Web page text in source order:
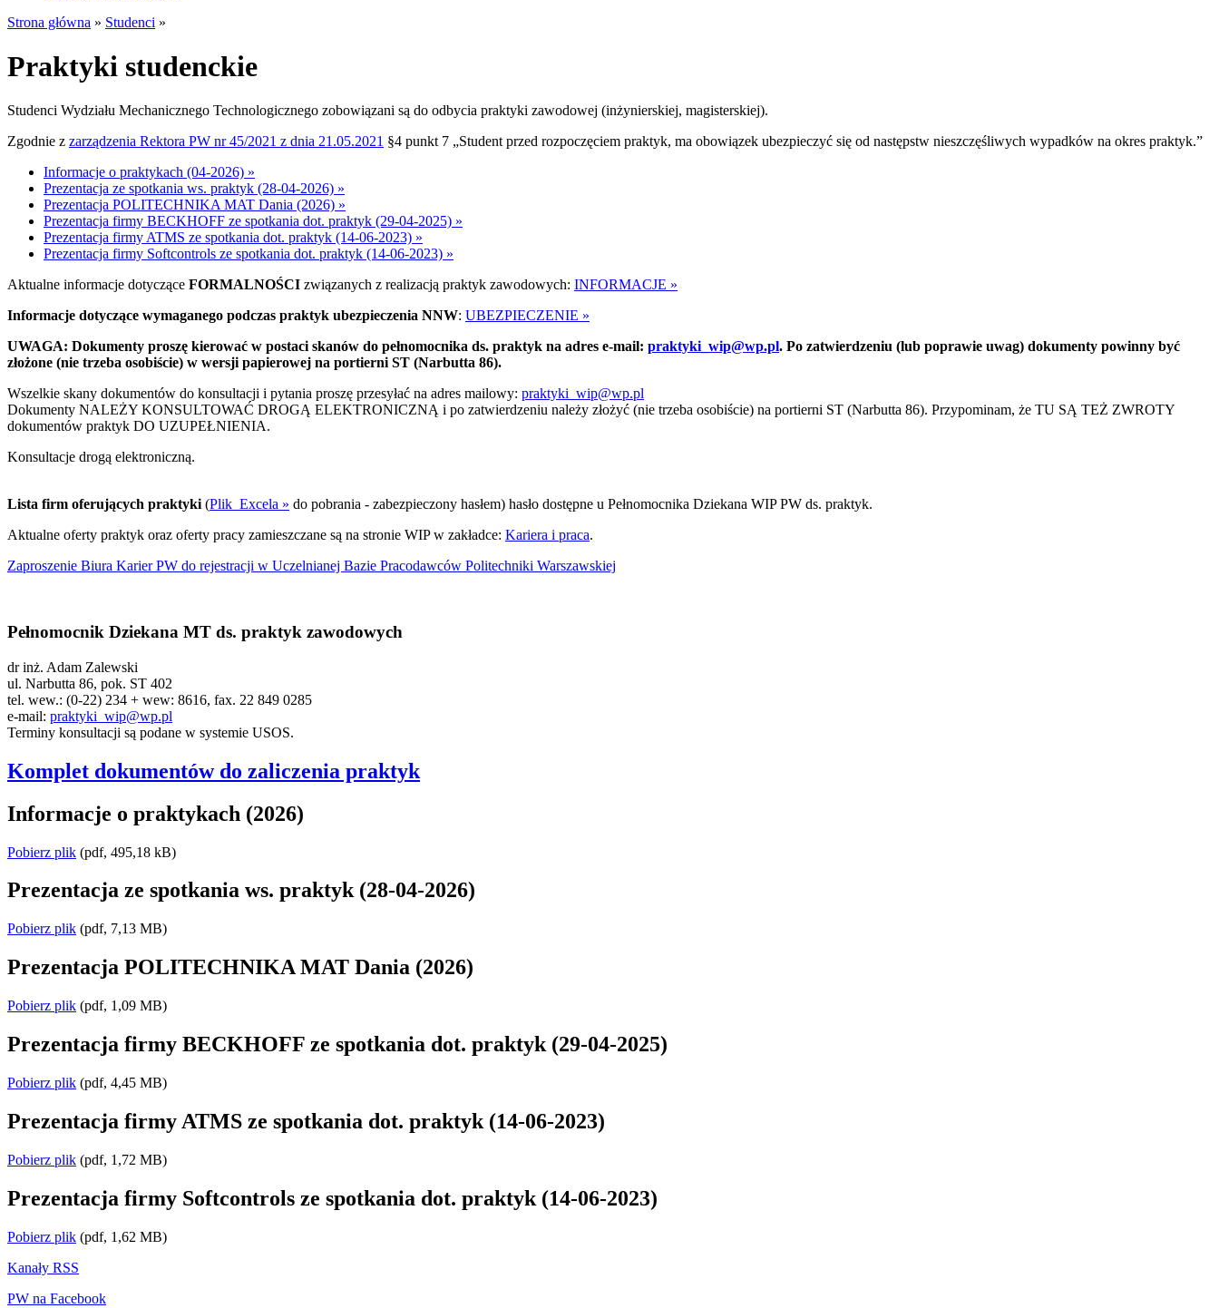
Strona główna » Studenci »
Praktyki studenckie
Studenci Wydziału Mechanicznego Technologicznego zobowiązani są do odbycia praktyki zawodowej (inżynierskiej, magisterskiej).
Zgodnie z zarządzenia Rektora PW nr 45/2021 z dnia 21.05.2021 §4 punkt 7 „Student przed rozpoczęciem praktyk, ma obowiązek ubezpieczyć się od następstw nieszczęśliwych wypadków na okres praktyk.”
Informacje o praktykach (04-2026) »
Prezentacja ze spotkania ws. praktyk (28-04-2026) »
Prezentacja POLITECHNIKA MAT Dania (2026) »
Prezentacja firmy BECKHOFF ze spotkania dot. praktyk (29-04-2025) »
Prezentacja firmy ATMS ze spotkania dot. praktyk (14-06-2023) »
Prezentacja firmy Softcontrols ze spotkania dot. praktyk (14-06-2023) »
Aktualne informacje dotyczące FORMALNOŚCI związanych z realizacją praktyk zawodowych: INFORMACJE »
Informacje dotyczące wymaganego podczas praktyk ubezpieczenia NNW: UBEZPIECZENIE »
UWAGA: Dokumenty proszę kierować w postaci skanów do pełnomocnika ds. praktyk na adres e-mail: praktyki_wip@wp.pl. Po zatwierdzeniu (lub poprawie uwag) dokumenty powinny być
złożone (nie trzeba osobiście) w wersji papierowej na portierni ST (Narbutta 86).
Wszelkie skany dokumentów do konsultacji i pytania proszę przesyłać na adres mailowy: praktyki_wip@wp.pl
Dokumenty NALEŻY KONSULTOWAĆ DROGĄ ELEKTRONICZNĄ i po zatwierdzeniu należy złożyć (nie trzeba osobiście) na portierni ST (Narbutta 86). Przypominam, że TU SĄ TEŻ ZWROTY
dokumentów praktyk DO UZUPEŁNIENIA.
Konsultacje drogą elektroniczną.
Lista firm oferujących praktyki(Plik_Excela » do pobrania - zabezpieczony hasłem) hasło dostępne u Pełnomocnika Dziekana WIP PW ds. praktyk.
Aktualne oferty praktyk oraz oferty pracy zamieszczane są na stronie WIP w zakładce: Kariera i praca.
Zaproszenie Biura Karier PW do rejestracji w Uczelnianej Bazie Pracodawców Politechniki Warszawskiej
Pełnomocnik Dziekana MT ds. praktyk zawodowych
dr inż. Adam Zalewski
ul. Narbutta 86, pok. ST 402
tel. wew.: (0-22) 234 + wew: 8616, fax. 22 849 0285
e-mail: praktyki_wip@wp.pl
Terminy konsultacji są podane w systemie USOS.
Komplet dokumentów do zaliczenia praktyk
Informacje o praktykach (2026)
Pobierz plik (pdf, 495,18 kB)
Prezentacja ze spotkania ws. praktyk (28-04-2026)
Pobierz plik (pdf, 7,13 MB)
Prezentacja POLITECHNIKA MAT Dania (2026)
Pobierz plik (pdf, 1,09 MB)
Prezentacja firmy BECKHOFF ze spotkania dot. praktyk (29-04-2025)
Pobierz plik (pdf, 4,45 MB)
Prezentacja firmy ATMS ze spotkania dot. praktyk (14-06-2023)
Pobierz plik (pdf, 1,72 MB)
Prezentacja firmy Softcontrols ze spotkania dot. praktyk (14-06-2023)
Pobierz plik (pdf, 1,62 MB)
Kanały RSS
PW na Facebook